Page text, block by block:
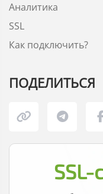
Аналитика
SSL
Как подключить?
ПОДЕЛИТЬСЯ
SSL-